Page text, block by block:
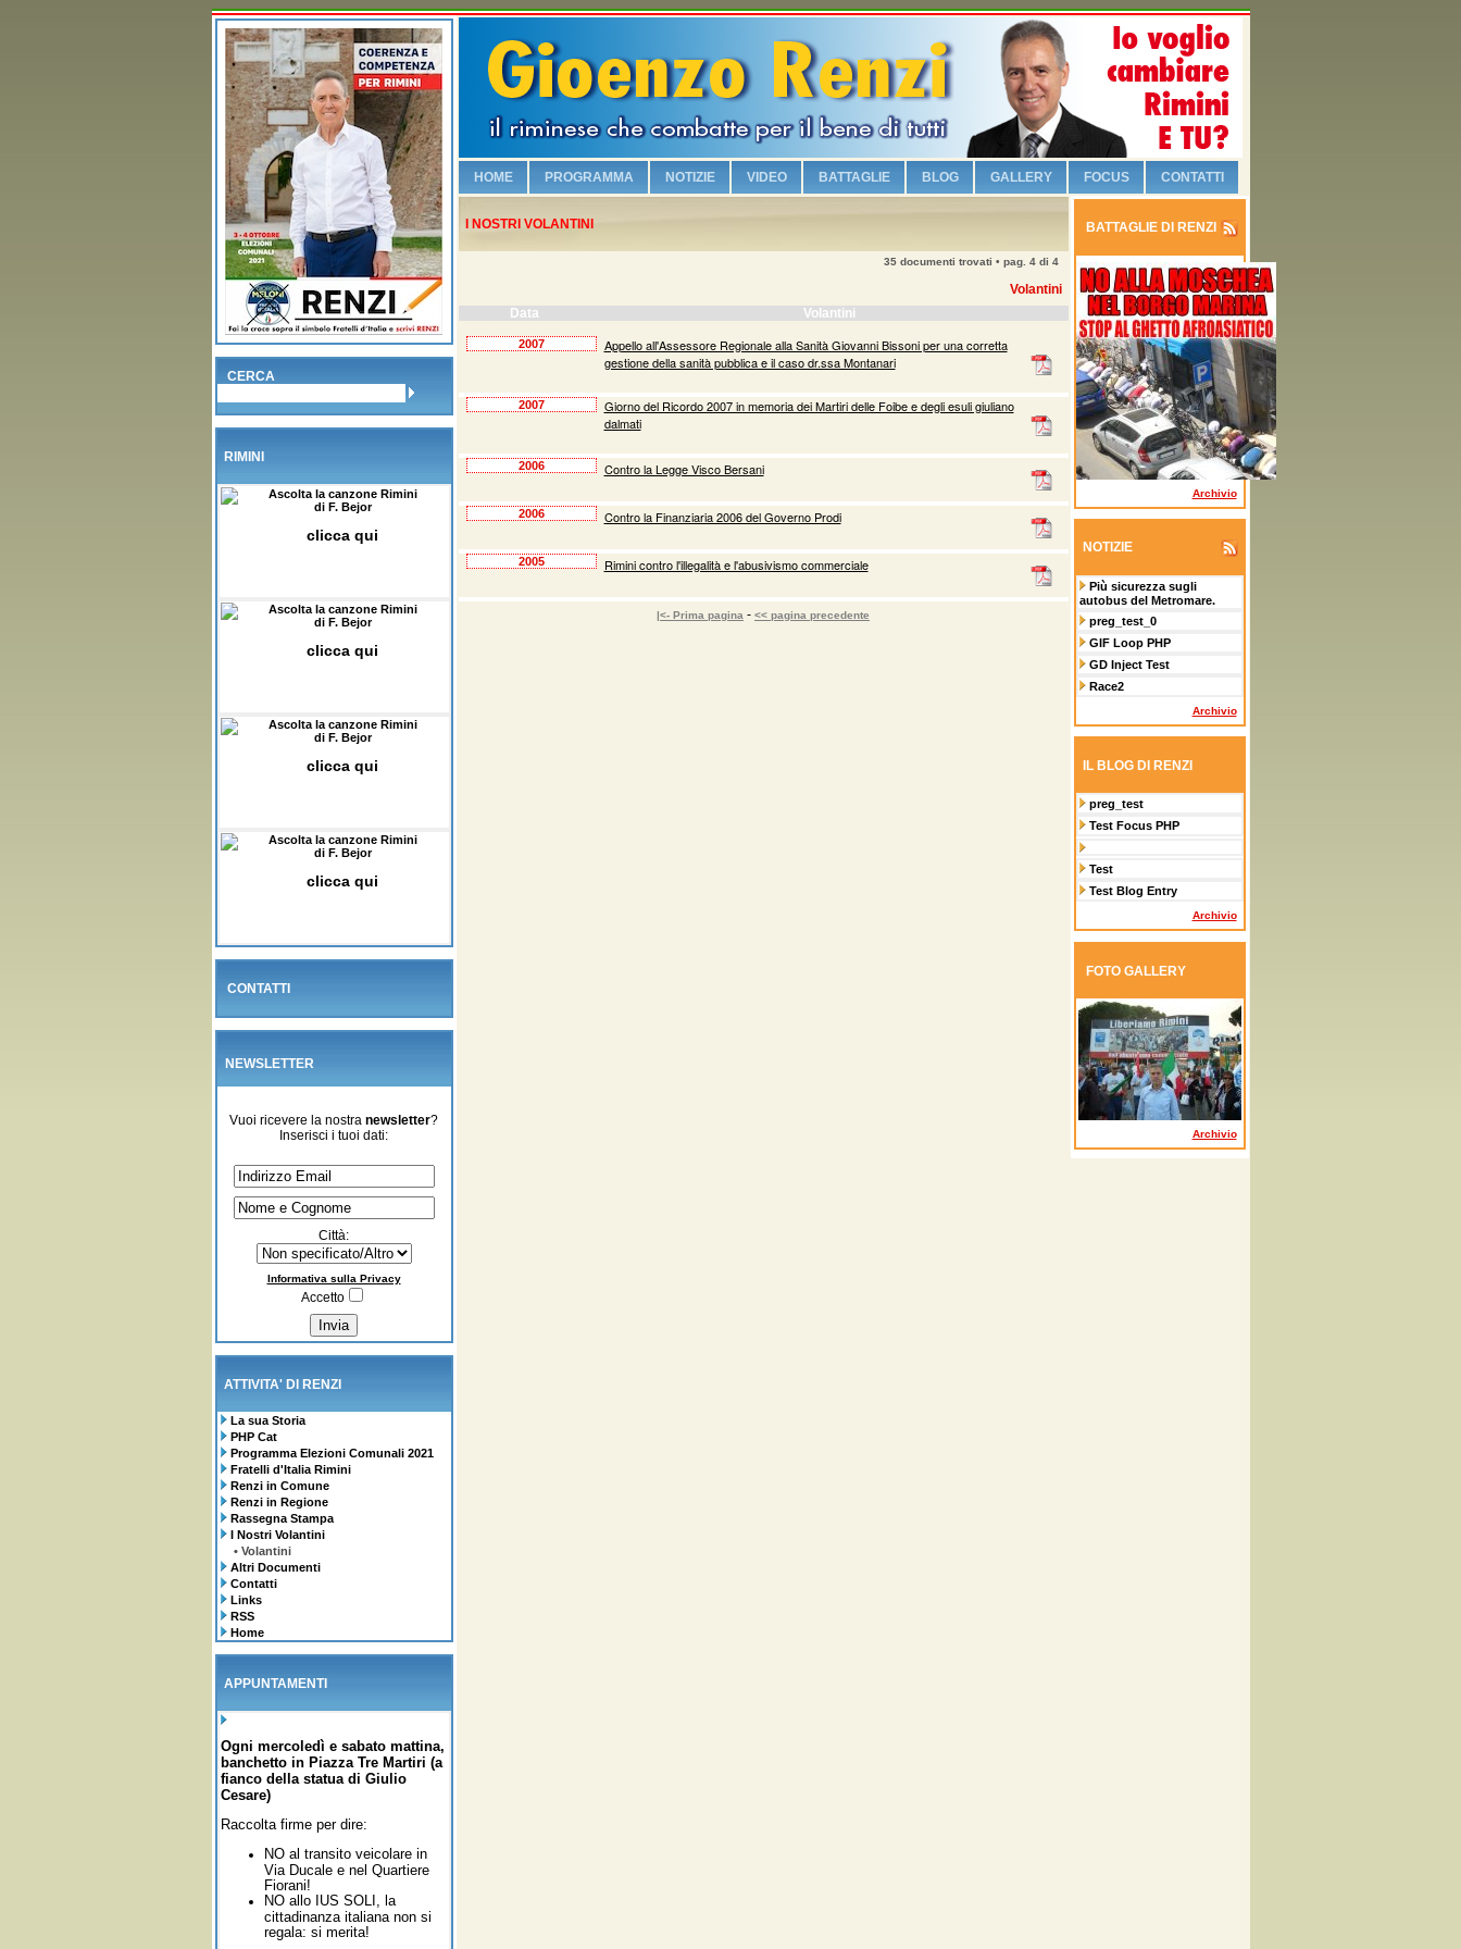
CERCA
RIMINI
Ascolta la canzone Rimini
di F. Bejor
clicca qui
Ascolta la canzone Rimini
di F. Bejor
clicca qui
Ascolta la canzone Rimini
di F. Bejor
clicca qui
Ascolta la canzone Rimini
di F. Bejor
clicca qui
CONTATTI
NEWSLETTER
Vuoi ricevere la nostra newsletter?
Inserisci i tuoi dati:
Città:
Informativa sulla Privacy
Accetto
ATTIVITA' DI RENZI
La sua Storia
PHP Cat
Programma Elezioni Comunali 2021
Fratelli d'Italia Rimini
Renzi in Comune
Renzi in Regione
Rassegna Stampa
I Nostri Volantini
• Volantini
Altri Documenti
Contatti
Links
RSS
Home
APPUNTAMENTI
Ogni mercoledì e sabato mattina,
banchetto in Piazza Tre Martiri (a
fianco della statua di Giulio
Cesare)
Raccolta firme per dire:
NO al transito veicolare in
Via Ducale e nel Quartiere
Fiorani!
NO allo IUS SOLI, la
cittadinanza italiana non si
regala: si merita!
HOME PROGRAMMA
Viabilità e vivibilità!
Sosteniamo i commercianti riminesi!
Salvaguardiamo la nostra identità culturale!
No alla Moschea nel Borgo Marina!
Valorizziamo la famiglia!
NOTIZIE VIDEO BATTAGLIE BLOG GALLERY FOCUS CONTATTI
I NOSTRI VOLANTINI
35 documenti trovati • pag. 4 di 4
Volantini
Data
Volantini
2007
Appello all'Assessore Regionale alla Sanità Giovanni Bissoni per una corretta
gestione della sanità pubblica e il caso dr.ssa Montanari
2007
Giorno del Ricordo 2007 in memoria dei Martiri delle Foibe e degli esuli giuliano
dalmati
2006 Contro la Legge Visco Bersani
2006 Contro la Finanziaria 2006 del Governo Prodi
2005 Rimini contro l'illegalità e l'abusivismo commerciale
|<- Prima pagina - << pagina precedente
BATTAGLIE DI RENZI
Archivio
NOTIZIE
Più sicurezza sugli
autobus del Metromare.
preg_test_0
GIF Loop PHP
GD Inject Test
Race2
Archivio
IL BLOG DI RENZI
preg_test
Test Focus PHP
Test
Test Blog Entry
Archivio
FOTO GALLERY
Archivio